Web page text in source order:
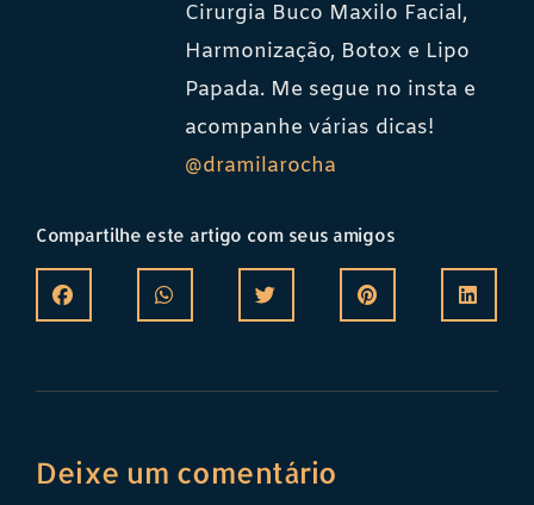
Cirurgia Buco Maxilo Facial,
Harmonização, Botox e Lipo
Papada. Me segue no insta e
acompanhe várias dicas!
@dramilarocha
Compartilhe este artigo com seus amigos
Deixe um comentário